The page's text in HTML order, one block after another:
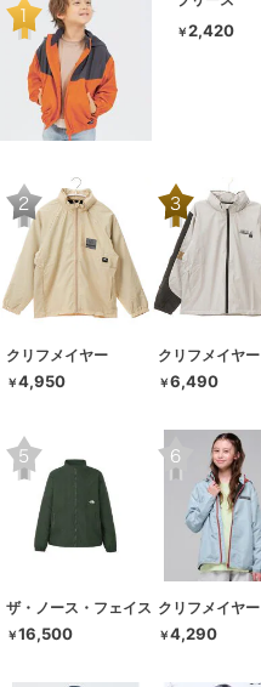
￥2,420
クリフメイヤー
￥4,950
クリフメイヤー
￥6,490
ザ・ノース・フェイス
￥16,500
クリフメイヤー
￥4,290